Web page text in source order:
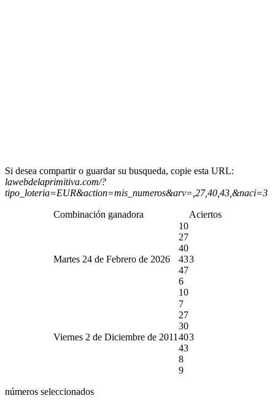
Si desea compartir o guardar su busqueda, copie esta URL:
lawebdelaprimitiva.com/?
tipo_loteria=EUR&action=mis_numeros&arv=,27,40,43,&naci=3
Combinación ganadora Aciertos
Martes 24 de Febrero de 2026
10
27
40
43
47
6
10
3
Viernes 2 de Diciembre de 2011
7
27
30
40
43
8
9
3
números seleccionados